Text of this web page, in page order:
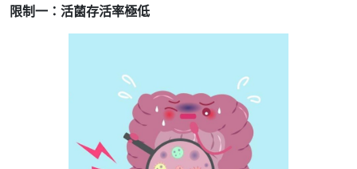
限制一：活菌存活率極低